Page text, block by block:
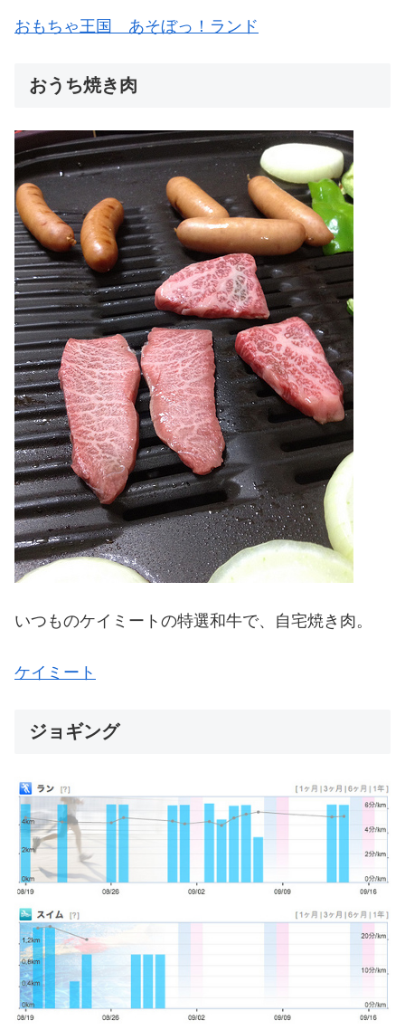
おもちゃ王国 あそぼっ！ランド
おうち焼き肉
いつものケイミートの特選和牛で、自宅焼き肉。
ケイミート
ジョギング